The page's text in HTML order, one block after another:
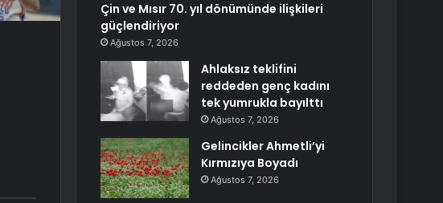
Çin ve Mısır 70. yıl dönümünde ilişkileri
güçlendiriyor
Ağustos 7, 2026
Ahlaksız teklifini
reddeden genç kadını
tek yumrukla bayılttı
Ağustos 7, 2026
Gelincikler Ahmetli’yi
Kırmızıya Boyadı
Ağustos 7, 2026